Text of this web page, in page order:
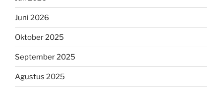
Juni 2026
Oktober 2025
September 2025
Agustus 2025